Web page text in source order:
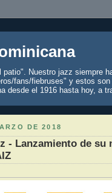
patio". Nuestro jazz siempre
fans/fiebruses" y estos
desde el 1916 hasta hoy, a
DE 2018
- Lanzamiento de su